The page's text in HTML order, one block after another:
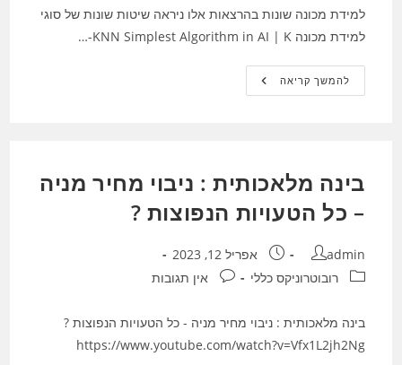
למידת מכונה שונות בהרצאות אלו ניראה שיטות שונות של סוגי
למידת מכונה KNN Simplest Algorithm in AI | K-…
להמשך קריאהקורס
בינה
סוגי
מודלים
של
למידת
שונות
בינה מלאכותית : ניבוי מחיר מניה
– כל הטעויות הנפוצות ?
מחבר:
admin פורסם:אפריל 12, 2023
קטגוריה:רובוטרוניקס כללי תגובות:אין תגובות
בינה מלאכותית : ניבוי מחיר מניה - כל הטעויות הנפוצות ?
https://www.youtube.com/watch?v=Vfx1L2jh2Ng